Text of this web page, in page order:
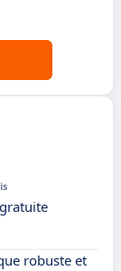
robuste et